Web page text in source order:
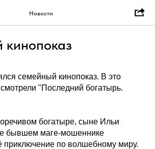
Новости
семейный кинопоказ. В это
"Последний богатырь.
богатыре, сыне Ильи
бывшем маге-мошеннике
приключение по волшебному миру.